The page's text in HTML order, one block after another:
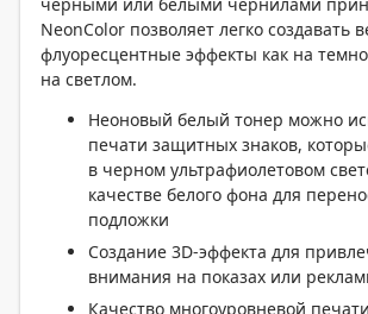
NeonColor позволяет легко создавать
флуоресцентные эффекты как на
на светлом.
Неоновый белый тонер можно
печати защитных знаков,
в черном ультрафиолетовом
качестве белого фона для
подложки
Создание 3D-эффекта для
внимания на показах или
Качество многоуровневой